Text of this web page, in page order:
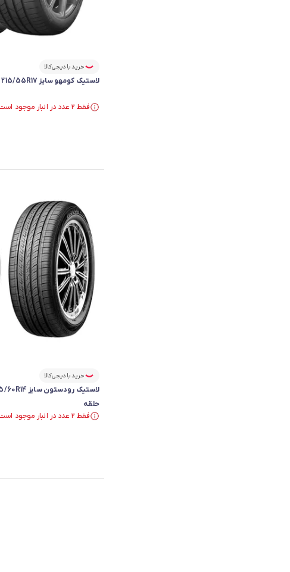
خرید با دیجی‌کالا
لاستیک کومهو سایز 215/55R17 گل ECSTA PS71 - دو حلقه
فقط ۲ عدد در انبار موجود است.
خرید با دیجی‌کالا
حلقه
فقط ۲ عدد در انبار موجود است.